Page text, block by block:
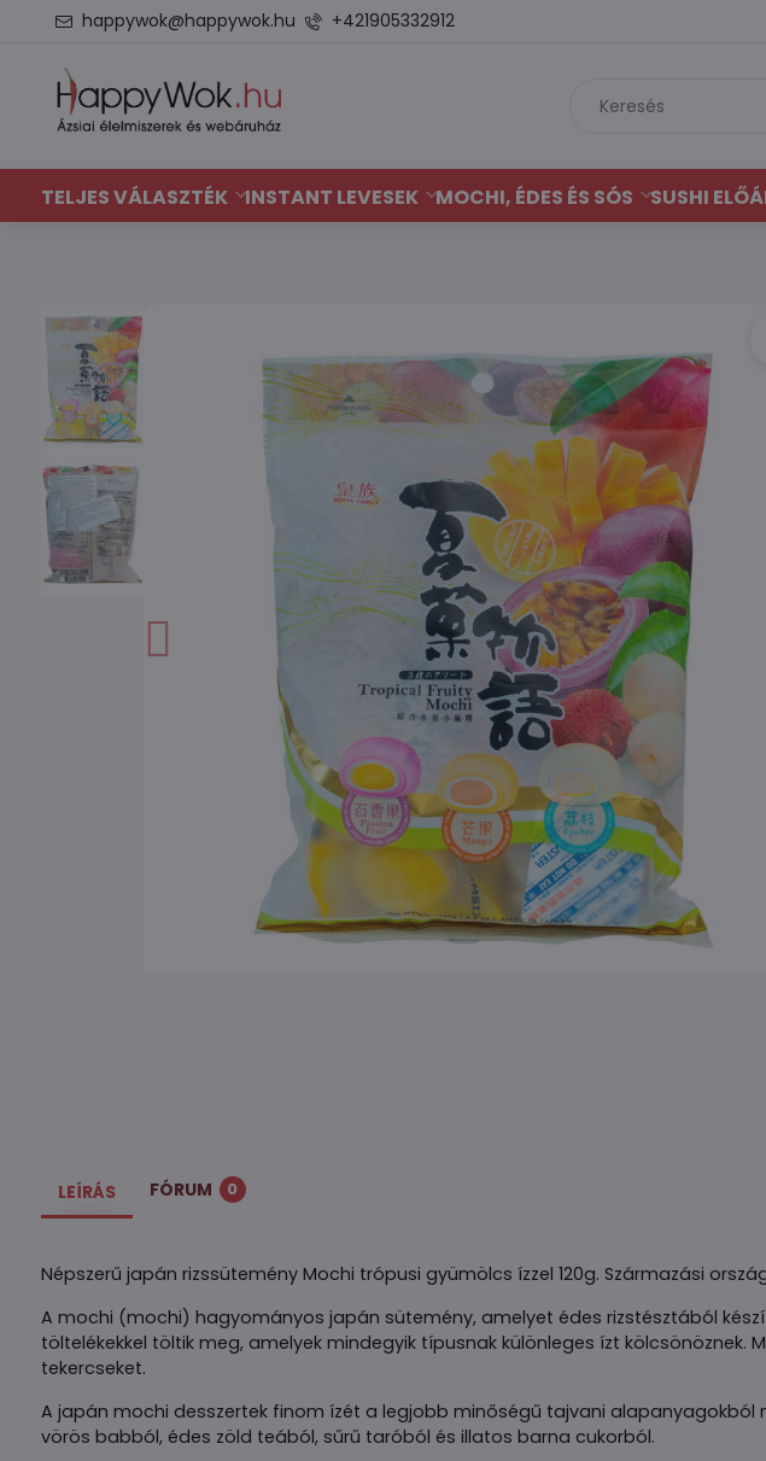
happywok@happywok.hu +421905332912
TELJES VÁLASZTÉK INSTANT LEVESEK MOCHI, ÉDES ÉS SÓS SUSHI
LEÍRÁS FÓRUM 0
Népszerű japán rizssütemény Mochi trópusi gyümölcs ízzel 120g. Származási
A mochi (mochi) hagyományos japán sütemény, amelyet édes rizstésztából
töltelékekkel töltik meg, amelyek mindegyik típusnak különleges ízt
tekercseket.
A japán mochi desszertek finom ízét a legjobb minőségű tajvani
vörös babból, édes zöld teából, sűrű taróból és illatos barna cukorból.